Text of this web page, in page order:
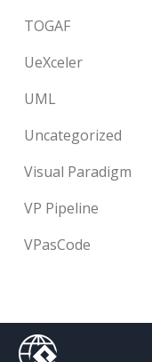
TOGAF
UeXceler
UML
Uncategorized
Visual Paradigm
VP Pipeline
VPasCode